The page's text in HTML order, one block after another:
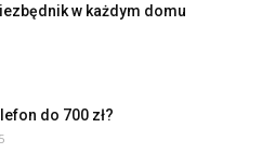
w każdym domu
do 700 zł?